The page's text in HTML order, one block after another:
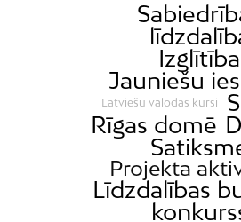
Izglītība
Jauniešu
Latviešu valodas kursi
Rīgas domē
Projekta
Līdzdalības